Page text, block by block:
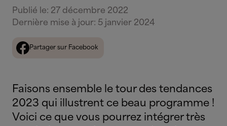
Publié le: 27 décembre 2022
Dernière mise à jour: 5 janvier 2024
Partager sur Facebook
Faisons ensemble le tour des tendances
2023 qui illustrent ce beau programme !
Voici ce que vous pourrez intégrer très